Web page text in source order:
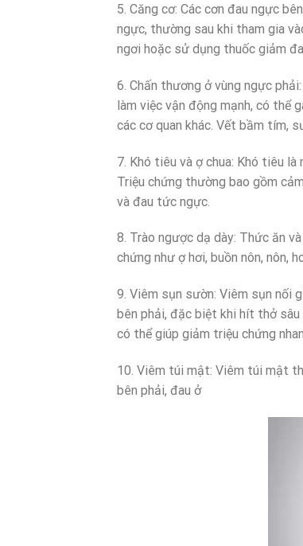
5. Căng cơ: Các cơn đau ngực
ngực, thường sau khi tham gia
ngơi hoặc sử dụng thuốc giảm
6. Chấn thương ở vùng ngực
làm việc vận động mạnh, có thể
các cơ quan khác. Vết bầm tím,
7. Khó tiêu và ợ chua: Khó tiêu
Triệu chứng thường bao gồm
và đau tức ngực.
8. Trào ngược dạ dày: Thức ăn
chứng như ợ hơi, buồn nôn, nôn,
9. Viêm sụn sườn: Viêm sụn nối
bên phải, đặc biệt khi hít thở sâu
có thể giúp giảm triệu chứng
10. Viêm túi mật: Viêm túi mật
bên phải, đau ở